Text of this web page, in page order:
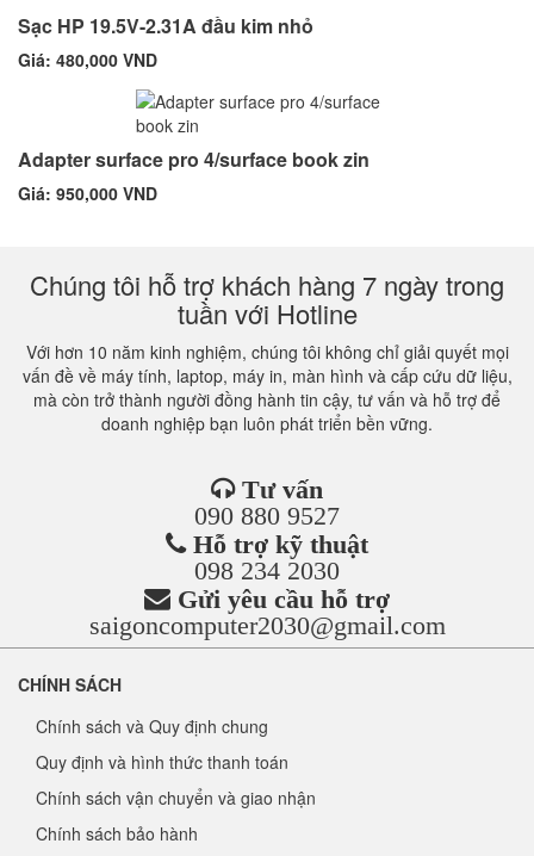
Sạc HP 19.5V-2.31A đầu kim nhỏ
Giá: 480,000 VND
Adapter surface pro 4/surface book zin
Giá: 950,000 VND
Chúng tôi hỗ trợ khách hàng 7 ngày trong
tuần với Hotline
Với hơn 10 năm kinh nghiệm, chúng tôi không chỉ giải quyết mọi
vấn đề về máy tính, laptop, máy in, màn hình và cấp cứu dữ liệu,
mà còn trở thành người đồng hành tin cậy, tư vấn và hỗ trợ để
doanh nghiệp bạn luôn phát triển bền vững.
Tư vấn
090 880 9527
Hỗ trợ kỹ thuật
098 234 2030
Gửi yêu cầu hỗ trợ
saigoncomputer2030@gmail.com
CHÍNH SÁCH
Chính sách và Quy định chung
Quy định và hình thức thanh toán
Chính sách vận chuyển và giao nhận
Chính sách bảo hành